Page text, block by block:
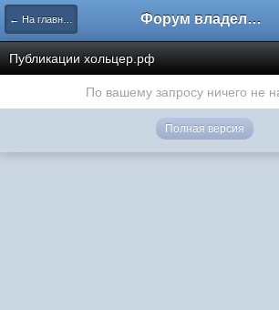
← На главную Форум владельцев интернет-магазинов
Публикации хольцер.рф
По вашему запросу ничего не
Полная версия